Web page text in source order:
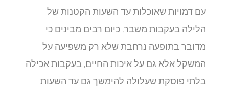
עם דמויות שאוכלות עד השעות הקטנות של
הלילה בעקבות משבר, כיום רבים מבינים כי
מדובר בתופעה נרחבת שלא רק משפיעה על
המשקל אלא גם על איכות החיים, בעקבות אכילה
בלתי פוסקת שעלולה להימשך גם עד השעות